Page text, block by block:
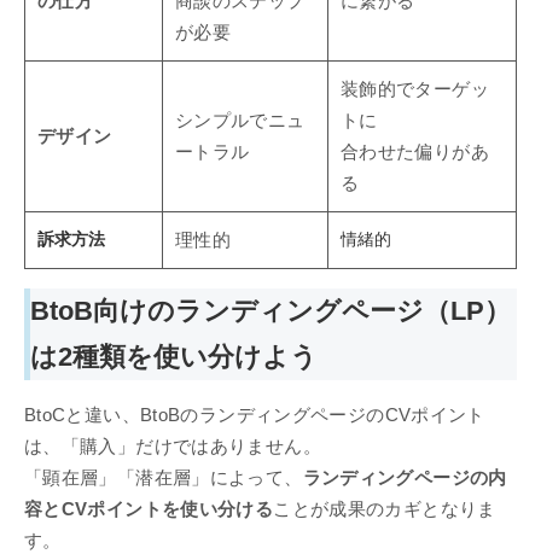
が必要
デザイン
シンプルでニュ
ートラル
装飾的でターゲッ
トに
合わせた偏りがあ
る
訴求方法 理性的 情緒的
BtoB向けのランディングページ（LP）
は2種類を使い分けよう
BtoCと違い、BtoBのランディングページのCVポイント
は、「購入」だけではありません。
「顕在層」「潜在層」によって、 ランディングページの内
容とCVポイントを使い分けることが成果のカギとなりま
す。